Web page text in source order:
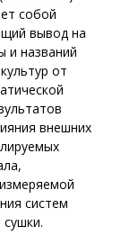
собой
вывод на
и названий
от
внешних
систем